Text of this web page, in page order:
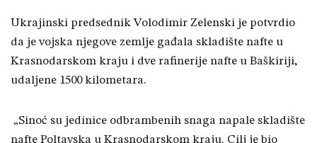
Ukrajinski predsednik Volodimir Zelenski je potvrdio
da je vojska njegove zemlje gađala skladište nafte u
Krasnodarskom kraju i dve rafinerije nafte u Baškiriji,
udaljene 1500 kilometara.
„Sinoć su jedinice odbrambenih snaga napale skladište
nafte Poltavska u Krasnodarskom kraju. Cilj je bio